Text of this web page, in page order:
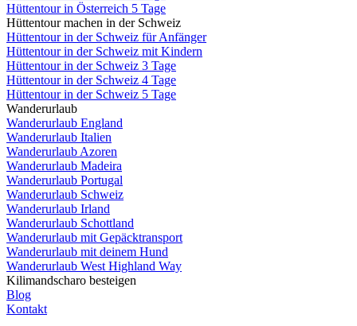
Hüttentour in Österreich 5 Tage
Hüttentour machen in der Schweiz
Hüttentour in der Schweiz für Anfänger
Hüttentour in der Schweiz mit Kindern
Hüttentour in der Schweiz 3 Tage
Hüttentour in der Schweiz 4 Tage
Hüttentour in der Schweiz 5 Tage
Wanderurlaub
Wanderurlaub England
Wanderurlaub Italien
Wanderurlaub Azoren
Wanderurlaub Madeira
Wanderurlaub Portugal
Wanderurlaub Schweiz
Wanderurlaub Irland
Wanderurlaub Schottland
Wanderurlaub mit Gepäcktransport
Wanderurlaub mit deinem Hund
Wanderurlaub West Highland Way
Kilimandscharo besteigen
Blog
Kontakt